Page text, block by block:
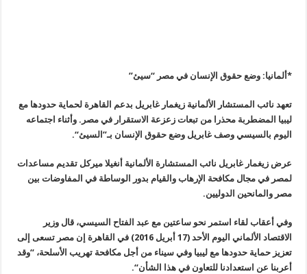
*ألمانيا: وضع حقوق الإنسان في مصر “سيئ”
تعهد نائب المستشار الألمانية زيغمار غابريل بدعم القاهرة لحماية حدودها مع
ليبيا المضطربة محذرا من تبعات زعزعة الاستقرار في مصر. وأثناء اجتماعه
اليوم بالسيسي وصف غابريل وضع حقوق الإنسان بـ”السيئ“.
عرض زيغمار غابريل نائب المستشارة الألمانية أنغيلا ميركل تقديم مساعدات
لمصر في مجال مكافحة الإرهاب والقيام بدور الوساطة في المفاوضات بين
مصر والمانحين الدوليين.
وفي أعقاب لقاء استمر نحو ساعتين مع عبد الفتاح السيسي، قال وزير
الاقتصاد الألماني اليوم الأحد (17 أبريل 2016) في القاهرة إن مصر تسعى إلى
تعزيز حماية حدودها مع ليبيا وفي سيناء من أجل مكافحة تهريب الأسلحة، “وقد
أعربنا عن استعدادنا للتعاون في هذا الشأن“.